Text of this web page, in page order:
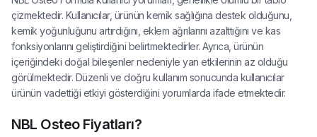
çizmektedir. Kullanıcılar, ürünün kemik sağlığına destek olduğunu,
kemik yoğunluğunu artırdığını, eklem ağrılarını azalttığını ve kas
fonksiyonlarını geliştirdiğini belirtmektedirler. Ayrıca, ürünün
içeriğindeki doğal bileşenler nedeniyle yan etkilerinin az olduğu
görülmektedir. Düzenli ve doğru kullanım sonucunda kullanıcılar
ürünün vadettiği etkiyi gösterdiğini yorumlarda ifade etmektedir.
NBL Osteo Fiyatları?